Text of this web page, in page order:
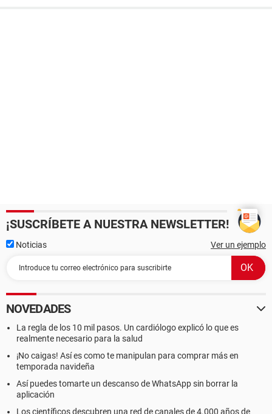
¡SUSCRÍBETE A NUESTRA NEWSLETTER!
Noticias Ver un ejemplo
NOVEDADES
La regla de los 10 mil pasos. Un cardiólogo explicó lo que es
realmente necesario para la salud
¡No caigas! Así es como te manipulan para comprar más en
temporada navideña
Así puedes tomarte un descanso de WhatsApp sin borrar la
aplicación
Los científicos descubren una red de canales de 4.000 años de